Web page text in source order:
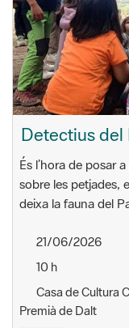
Detectius del
És l’hora de posar
sobre les petjades,
deixa la fauna del
21/06/2026
10 h
Casa de Cultura
Premià de Dalt